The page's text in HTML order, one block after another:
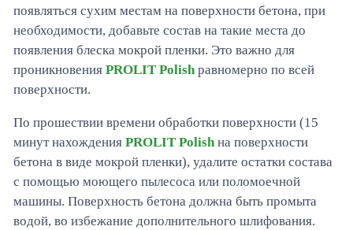
появляться сухим местам на поверхности бетона, при
необходимости, добавьте состав на такие места до
появления блеска мокрой пленки. Это важно для
проникновения PROLIT Polish равномерно по всей
поверхности.
По прошествии времени обработки поверхности (15
минут нахождения PROLIT Polish на поверхности
бетона в виде мокрой пленки), удалите остатки состава
с помощью моющего пылесоса или поломоечной
машины. Поверхность бетона должна быть промыта
водой, во избежание дополнительного шлифования.